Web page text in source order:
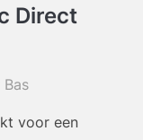
Direct
voor een